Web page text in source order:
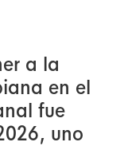
a la
en el
fue
uno